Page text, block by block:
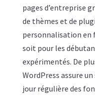
pages d’entreprise
de thèmes et de
personnalisation en
soit pour les
expérimentés. De
WordPress assure
jour régulière des